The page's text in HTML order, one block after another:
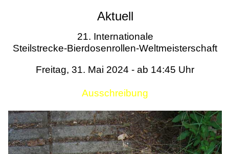
Literatur
Termine
Aktuell
21. Internationale
Steilstrecke-Bierdosenrollen-Weltmeisterschaft
Freitag, 31. Mai 2024 - ab 14:45 Uhr
Ausschreibung